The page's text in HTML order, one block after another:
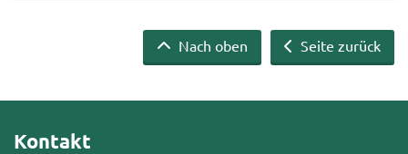
Seite zurück
Nach oben
Kontakt